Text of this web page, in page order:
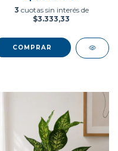
3 cuotas sin interés de
$3.333,33